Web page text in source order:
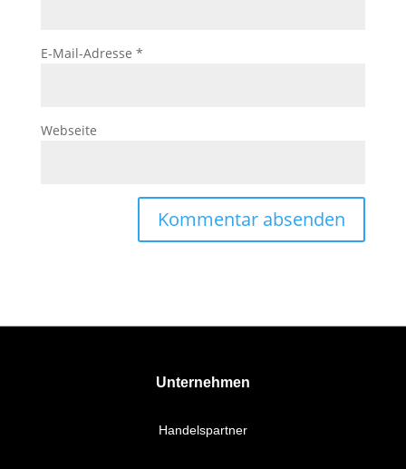
E-Mail-Adresse *
Webseite
Unternehmen
Handelspartner